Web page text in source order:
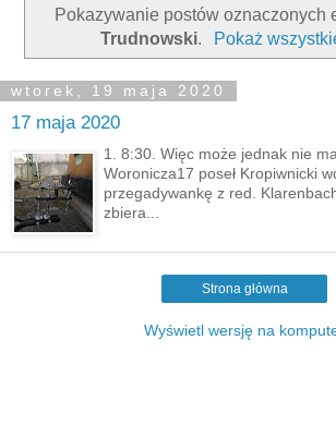
Pokazywanie postów oznaczonych
Trudnowski. Pokaż
wtorek, 19 maja 2020
17 maja 2020
1. 8:30. Więc może jednak nie
Woronicza17 poseł Kropiwnicki
przegadywankę z red.
zbiera...
Strona główna
Wyświetl wersję na